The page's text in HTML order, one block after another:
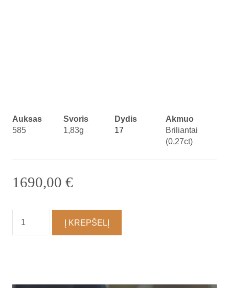
Auksas
585
Svoris
1,83g
Dydis
17
Akmuo
Briliantai
(0,27ct)
1690,00 €
kiekis:
Žiedas
Į KREPŠELĮ